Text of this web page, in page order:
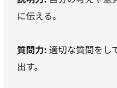
に伝える。
質問力:適切な質問をし
出す。